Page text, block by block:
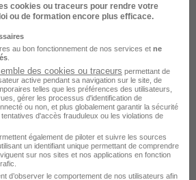
Très courte
cookies ou traceurs pour rendre votre
ou de formation encore plus efficace.
au bon fonctionnement de nos services et ne
des cookies ou traceurs permettant de
active pendant sa navigation sur le site, de
telles que les préférences des utilisateurs,
gérer les processus d'identification de
ou non, et plus globalement garantir la sécurité
d'accès frauduleux ou les violations de
également de piloter et suivre les sources
un identifiant unique permettant de comprendre
sur nos sites et nos applications en fonction
d’observer le comportement de nos utilisateurs afin